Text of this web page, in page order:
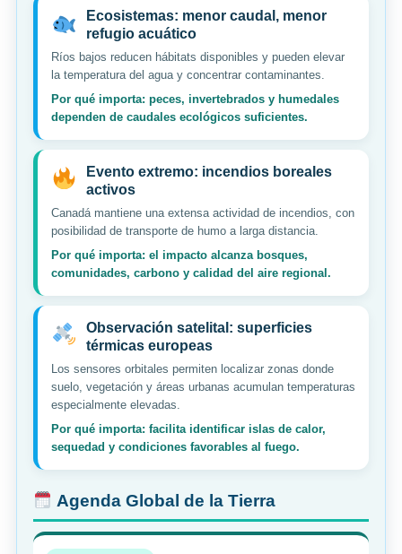
Ecosistemas: menor caudal, menor
refugio acuático
Ríos bajos reducen hábitats disponibles y pueden elevar
la temperatura del agua y concentrar contaminantes.
Por qué importa: peces, invertebrados y humedales
dependen de caudales ecológicos suficientes.
Evento extremo: incendios boreales
activos
Canadá mantiene una extensa actividad de incendios, con
posibilidad de transporte de humo a larga distancia.
Por qué importa: el impacto alcanza bosques,
comunidades, carbono y calidad del aire regional.
Observación satelital: superficies
térmicas europeas
Los sensores orbitales permiten localizar zonas donde
suelo, vegetación y áreas urbanas acumulan temperaturas
especialmente elevadas.
Por qué importa: facilita identificar islas de calor,
sequedad y condiciones favorables al fuego.
Agenda Global de la Tierra